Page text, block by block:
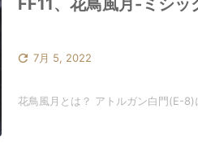
FF11、花鳥風月-ミシ
 7月 5, 2022
花鳥風月とは？ アトルガン白門(E-